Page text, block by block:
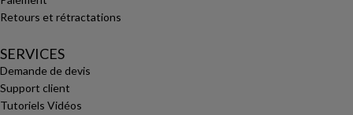
Retours et rétractations
SERVICES
Demande de devis
Support client
Tutoriels Vidéos